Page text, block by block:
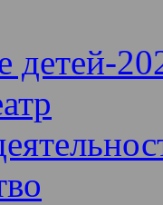
детей-